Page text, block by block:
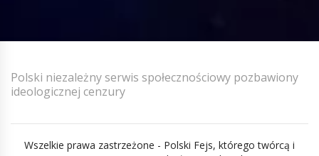
Polski niezależny serwis społecznościowy pozbawiony
ideologicznej cenzury
Wszelkie prawa zastrzeżone - Polski Fejs, którego twórcą i